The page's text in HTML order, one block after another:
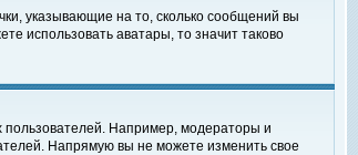
указывающие на то, сколько сообщений вы
использовать аватары, то значит таково
пользователей. Например, модераторы и
Напрямую вы не можете изменить свое